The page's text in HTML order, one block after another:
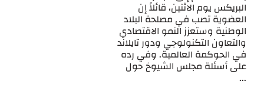
البريكس يوم الاثنين، قائلاً إن
العضوية تصب في مصلحة البلاد
الوطنية وستعزز النمو الاقتصادي
والتعاون التكنولوجي ودور تايلاند
في الحوكمة العالمية. وفي رده
على أسئلة مجلس الشيوخ حول
...